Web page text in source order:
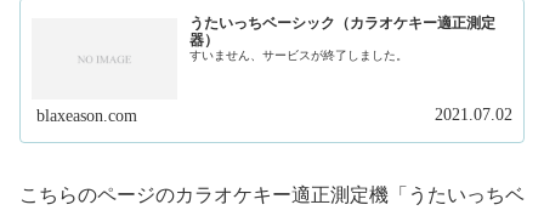
うたいっちベーシック（カラオケキー適正測定
器）
すいません、サービスが終了しました。
blaxeason.com 2021.07.02
こちらのページのカラオケキー適正測定機「うたいっちベ